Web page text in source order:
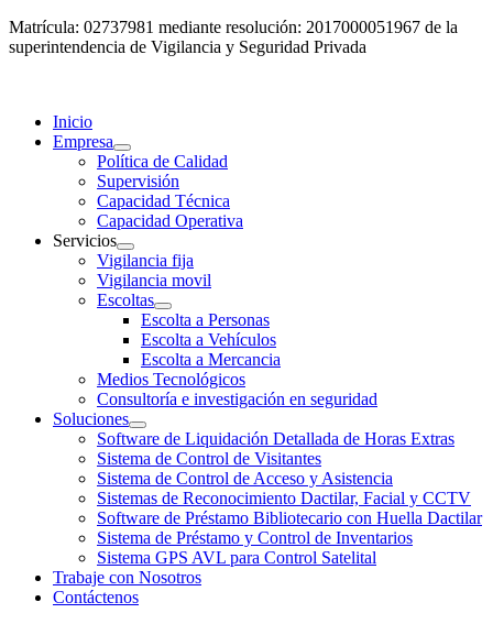
Matrícula: 02737981 mediante resolución: 2017000051967 de la
superintendencia de Vigilancia y Seguridad Privada
Inicio
Empresa
Política de Calidad
Supervisión
Capacidad Técnica
Capacidad Operativa
Servicios
Vigilancia fija
Vigilancia movil
Escoltas
Escolta a Personas
Escolta a Vehículos
Escolta a Mercancia
Medios Tecnológicos
Consultoría e investigación en seguridad
Soluciones
Software de Liquidación Detallada de Horas Extras
Sistema de Control de Visitantes
Sistema de Control de Acceso y Asistencia
Sistemas de Reconocimiento Dactilar, Facial y CCTV
Software de Préstamo Bibliotecario con Huella Dactilar
Sistema de Préstamo y Control de Inventarios
Sistema GPS AVL para Control Satelital
Trabaje con Nosotros
Contáctenos